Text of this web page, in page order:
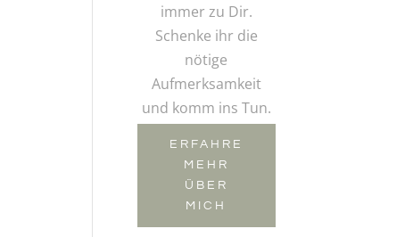
immer zu Dir.
Schenke ihr die
nötige
Aufmerksamkeit
und komm ins Tun.
ERFAHRE
MEHR
ÜBER
MICH